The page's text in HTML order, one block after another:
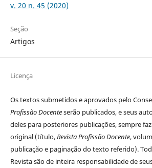
v. 20 n. 45 (2020)
Seção
Artigos
Licença
Os textos submetidos e aprovados pelo
Profissão Docenteserão publicados, e seus
deles para posteriores publicações, sempre
original (título,Revista Profissão Docente,
publicação e paginação do texto referido).
Revista são de inteira responsabilidade de